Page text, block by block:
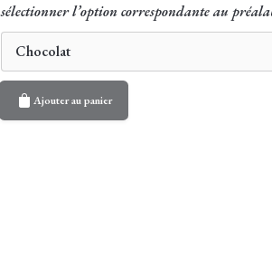
sélectionner l’option correspondante au
Chocolat
Ajouter au panier